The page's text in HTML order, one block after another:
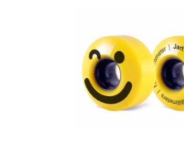
NOVÝ IMPORT